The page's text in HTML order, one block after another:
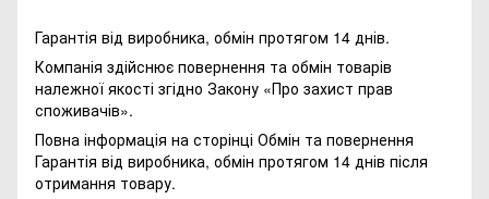
Гарантія від виробника, обмін протягом 14 днів.
Компанія здійснює повернення та обмін товарів
належної якості згідно Закону «Про захист прав
споживачів».
Повна інформація на сторінці Обмін та повернення
Гарантія від виробника, обмін протягом 14 днів після
отримання товару.